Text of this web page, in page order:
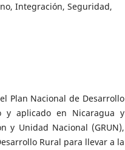
Integración, Seguridad,
Plan Nacional de Desarrollo
y aplicado en Nicaragua y
y Unidad Nacional (GRUN),
Rural para llevar a la